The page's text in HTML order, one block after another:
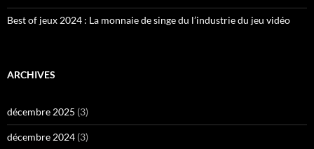
Best of jeux 2024 : La monnaie de singe du l’industrie du jeu vidéo
ARCHIVES
décembre 2025 (3)
décembre 2024 (3)